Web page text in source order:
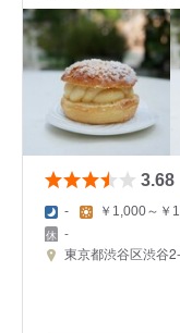
3.68
- ￥1,000～￥
-
東京都渋谷区渋谷